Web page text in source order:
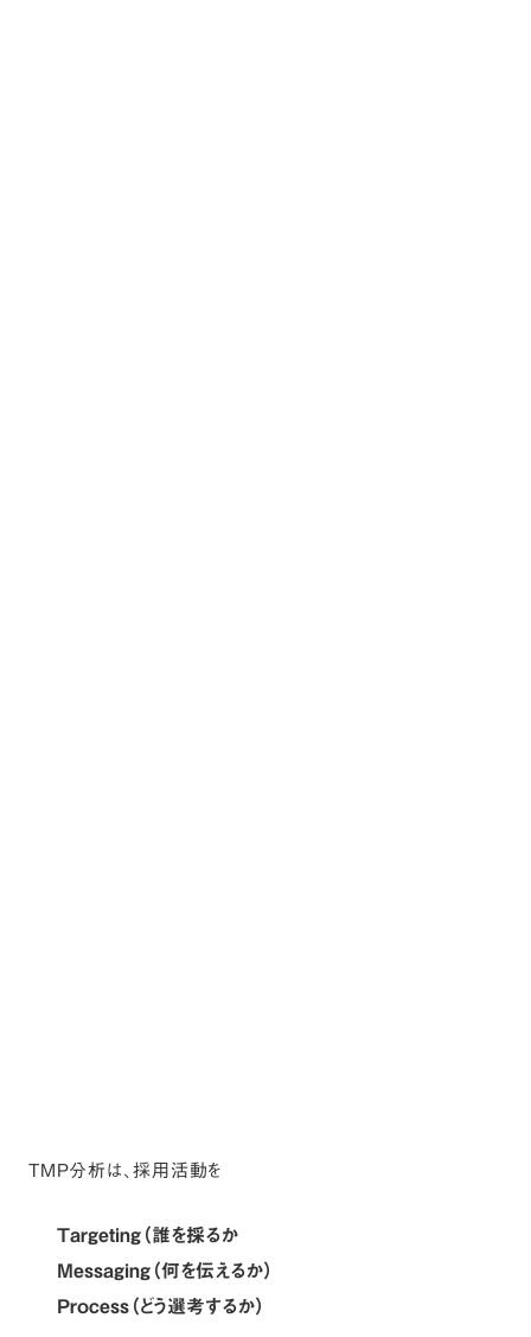
TMP分析は、採用活動を
Targeting（誰を採るか
Messaging（何を伝えるか）
Process（どう選考するか）